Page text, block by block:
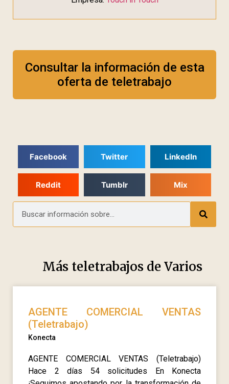
Consultar la información de esta
oferta de teletrabajo
Facebook Twitter LinkedIn
Reddit Tumblr Mix
Más teletrabajos deVarios
AGENTE COMERCIAL VENTAS
(Teletrabajo)
Konecta
AGENTE COMERCIAL VENTAS (Teletrabajo)
Hace 2 días 54 solicitudes En Konecta